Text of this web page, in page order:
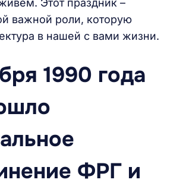
Этот праздник –
важной роли, которую
в нашей с вами жизни.
1990 года
ФРГ и